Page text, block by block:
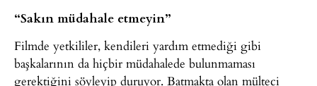
“Sakın müdahale etmeyin”
Filmde yetkililer, kendileri yardım etmediği gibi
başkalarının da hiçbir müdahalede bulunmaması
gerektiğini söyleyip duruyor. Batmakta olan mülteci